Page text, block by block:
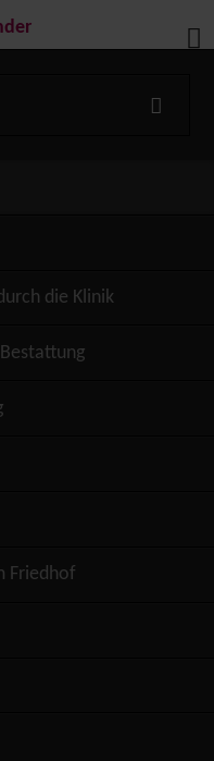
die Klinik
Friedhof